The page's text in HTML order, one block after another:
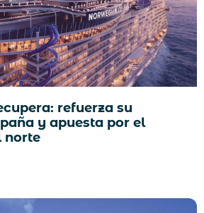
refuerza su
y apuesta por el
norte